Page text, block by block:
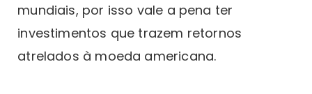
mundiais, por isso vale a pena ter
investimentos que trazem retornos
atrelados à moeda americana.